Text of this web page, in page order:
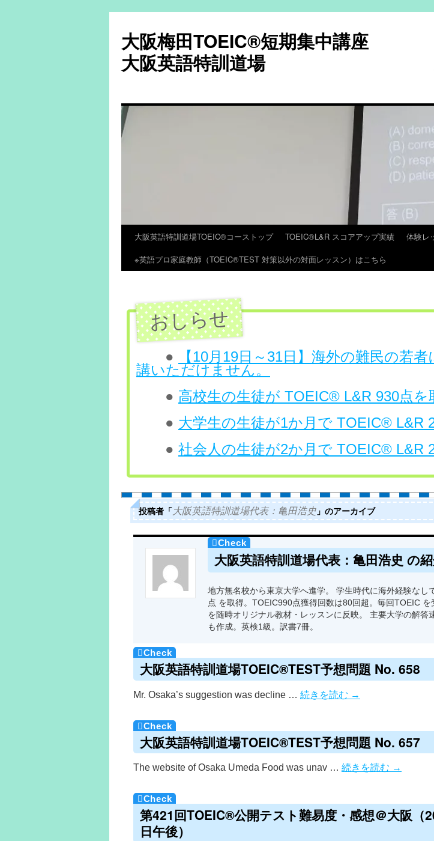
大阪梅田TOEIC®短期集中講座
大阪英語特訓道場
大阪英語特訓道場TOEIC®コーストップ TOEIC®L&R スコアアップ実績 体験レ
※英語プロ家庭教師（TOEIC®TEST 対策以外の対面レッスン）はこちら
●
【10月19日～31日】海外の難民の若
講いただけません。
● 高校生の生徒が TOEIC® L&R 930点を
● 大学生の生徒が1か月で TOEIC® L&R
● 社会人の生徒が2か月で TOEIC® L&R
投稿者「大阪英語特訓道場代表：亀田浩史 」のアーカイブ
大阪英語特訓道場代表：亀田浩史 の
地方無名校から東京大学へ進学。 学生時代に海外経験なし
点 を取得。TOEIC990点獲得回数は80回超。毎回TOEIC を
を随時オリジナル教材・レッスンに反映。 主要大学の解答
も作成。英検1級。訳書7冊。
大阪英語特訓道場TOEIC®TEST予想問題 No. 658
Mr. Osaka’s suggestion was decline … 続きを読む →
大阪英語特訓道場TOEIC®TEST予想問題 No. 657
The website of Osaka Umeda Food was unav … 続きを読む →
第421回TOEIC®公開テスト難易度・感想＠大阪（
日午後）